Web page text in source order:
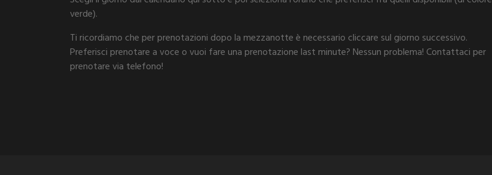
verde).
Ti ricordiamo che per prenotazioni dopo la mezzanotte è necessario cliccare sul giorno successivo.
Preferisci prenotare a voce o vuoi fare una prenotazione last minute? Nessun problema! Contattaci per
prenotare via telefono!